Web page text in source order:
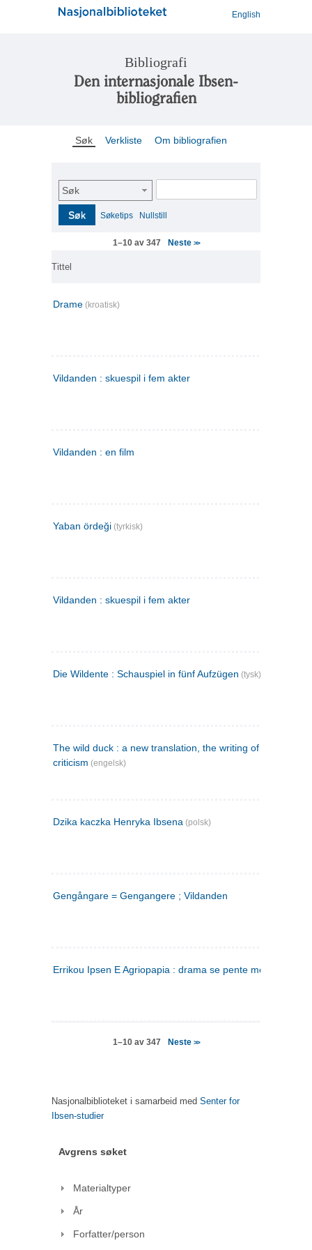
English
Bibliografi
Den internasjonale Ibsen-
bibliografien
Søk Verkliste Om bibliografien
Søk
Søk Søketips Nullstill
1–10 av 347 Neste >>
Tittel
Drame (kroatisk)
Vildanden : skuespil i fem akter
Vildanden : en film
Yaban ördeği (tyrkisk)
Vildanden : skuespil i fem akter
Die Wildente : Schauspiel in fünf Aufzügen (tysk)
The wild duck : a new translation, the writing of the play,
criticism (engelsk)
Dzika kaczka Henryka Ibsena (polsk)
Gengångare = Gengangere ; Vildanden
Errikou Ipsen E Agriopapia : drama se pente mere
1–10 av 347 Neste >>
Nasjonalbiblioteket i samarbeid med Senter for
Ibsen-studier
Avgrens søket
Materialtyper
År
Forfatter/person